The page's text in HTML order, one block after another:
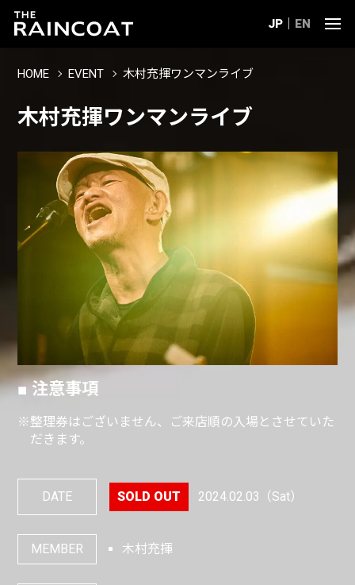
JP EN
HOME EVENT 木村充揮ワンマンライブ
木村充揮ワンマンライブ
■ 注意事項
※整理券はございません、ご来店順の入場とさせていた
だきます。
DATE 2024.02.03 （Sat）
MEMBER 木村充揮